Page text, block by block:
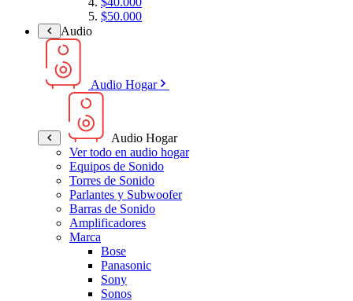
$50.000
Audio
Audio Hogar
Audio Hogar
Ver todo en audio hogar
Equipos de Sonido
Torres de Sonido
Parlantes y Subwoofer
Barras de Sonido
Amplificadores
Marca
Bose
Panasonic
Sony
Sonos